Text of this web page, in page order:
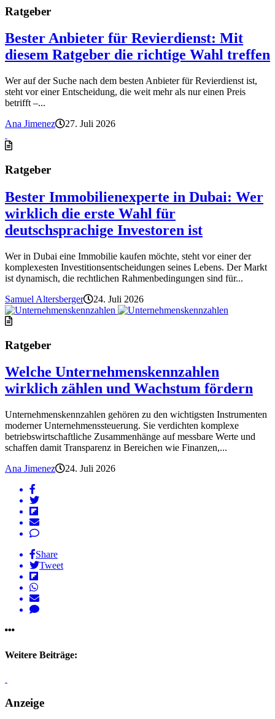
Ratgeber
Bester Anbieter für Revierdienst: Mit
diesem Ratgeber die richtige Wahl treffen
Wer auf der Suche nach dem besten Anbieter für Revierdienst ist,
steht vor einer Entscheidung, die weit mehr als nur einen Preis
betrifft –...
Ana Jimenez
27. Juli 2026
Ratgeber
Bester Immobilienexperte in Dubai: Wer
wirklich die erste Wahl für
deutschsprachige Investoren ist
Wer in Dubai eine Immobilie kaufen möchte, steht vor einer der
komplexesten Investitionsentscheidungen seines Lebens. Der Markt
ist dynamisch, die rechtlichen Rahmenbedingungen sind für...
Samuel Altersberger
24. Juli 2026
Ratgeber
Welche Unternehmenskennzahlen
wirklich zählen und Wachstum fördern
Unternehmenskennzahlen gehören zu den wichtigsten Instrumenten
moderner Unternehmenssteuerung. Sie verdichten komplexe
betriebswirtschaftliche Zusammenhänge auf messbare Werte und
schaffen damit Transparenz in Bereichen wie Finanzen,...
Ana Jimenez
24. Juli 2026
Share
Tweet
Weitere Beiträge:
Anzeige